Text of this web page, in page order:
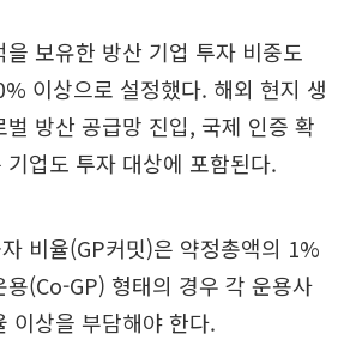
보유한 방산 기업 투자 비중도
이상으로 설정했다. 해외 현지 생
방산 공급망 진입, 국제 인증 확
업도 투자 대상에 포함된다.
비율(GP커밋)은 약정총액의 1%
용(Co-GP) 형태의 경우 각 운용사
이상을 부담해야 한다.